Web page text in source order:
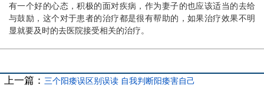
有一个好的心态，积极的面对疾病，作为妻子的也应该适当的去给
与鼓励，这个对于患者的治疗都是很有帮助的，如果治疗效果不明
显就要及时的去医院接受相关的治疗。
上一篇： 三个阳痿误区别误读 自我判断阳痿害自己